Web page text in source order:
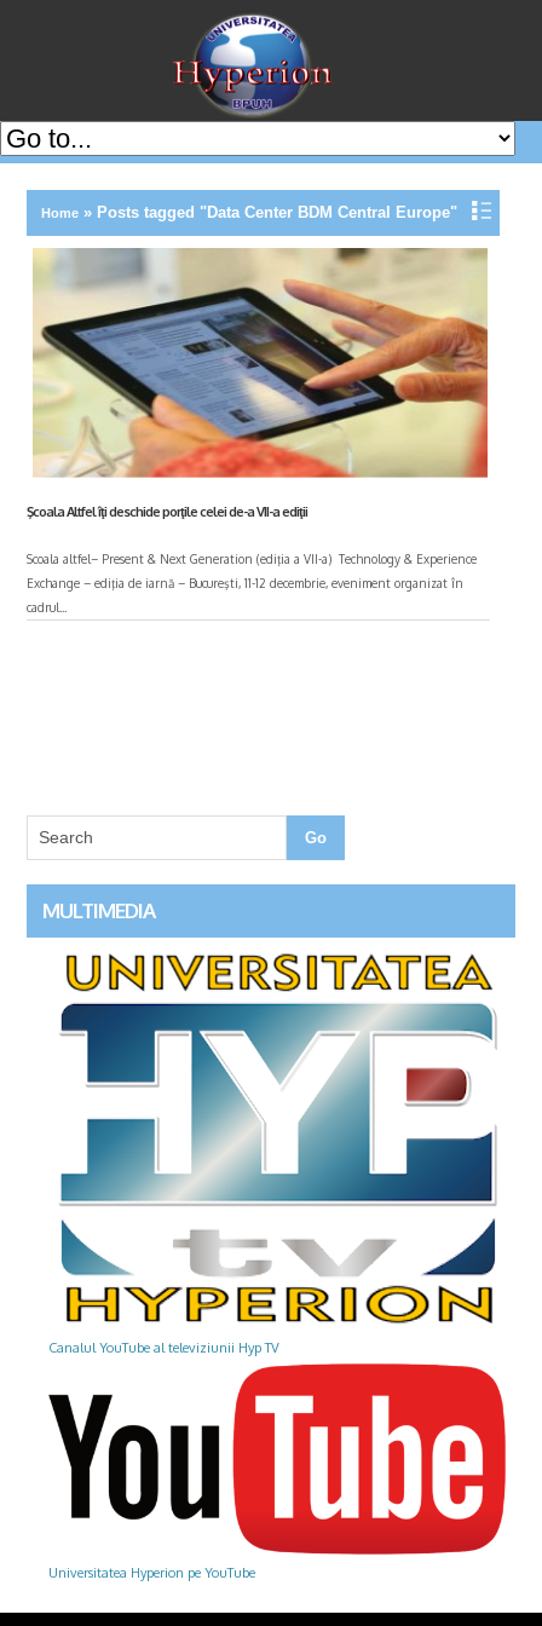
Home » Posts tagged "Data Center BDM Central Europe"
Şcoala Altfel îţi deschide porţile celei de-a VII-a ediţii
Scoala altfel– Present & Next Generation (ediţia a VII-a) Technology & Experience
Exchange – ediţia de iarnă – Bucureşti, 11-12 decembrie, eveniment organizat în
cadrul...
MULTIMEDIA
Canalul YouTube al televiziunii Hyp TV
Universitatea Hyperion pe YouTube